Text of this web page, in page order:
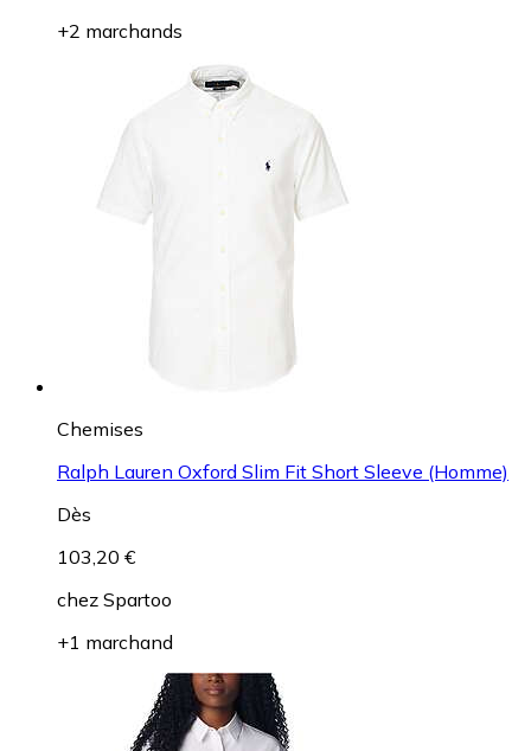
+2 marchands
Chemises
Ralph Lauren Oxford Slim Fit Short Sleeve (Homme)
Dès
103,20 €
chez Spartoo
+1 marchand